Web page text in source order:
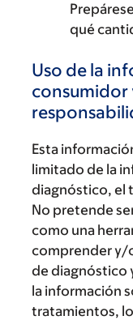
qué
Uso de la
consumidor
Esta
limitado de la
diagnóstico, el
No pretende
como una
comprender y/
de diagnóstico
la información
tratamientos,